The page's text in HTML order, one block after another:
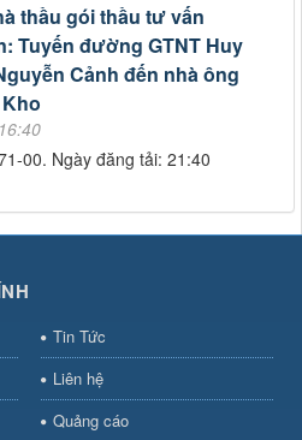
thầu gói thầu tư vấn
Tuyến đường GTNT Huy
Cảnh đến nhà ông
00. Ngày đăng tải: 21:40
Tin Tức
Liên hệ
Quảng cáo